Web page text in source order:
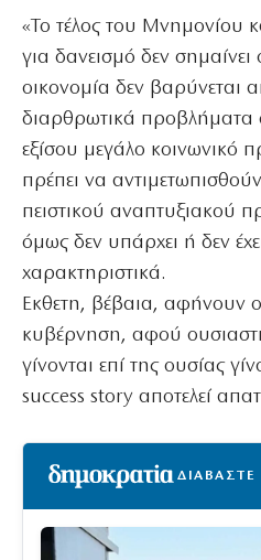
«Το τέλος του Μνημονίου
για δανεισμό δεν σημαίνει
οικονομία δεν βαρύνεται
διαρθρωτικά προβλήματα
εξίσου μεγάλο κοινωνικό
πρέπει να
πειστικού αναπτυξιακού
όμως δεν υπάρχει ή δεν
χαρακτηριστικά.
Εκθετη, βέβαια, αφήνουν
κυβέρνηση, αφού
γίνονται επί της ουσίας
success story αποτελεί
ΔΙΑΒΑΣΤΕ